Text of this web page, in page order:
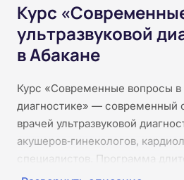
Курс
ультразвуковой
в Абакане
Курс «Современные вопросы в
диагностике» — современный
врачей ультразвуковой
акушеров‑гинекологов,
специалистов. Программа
проходит полностью